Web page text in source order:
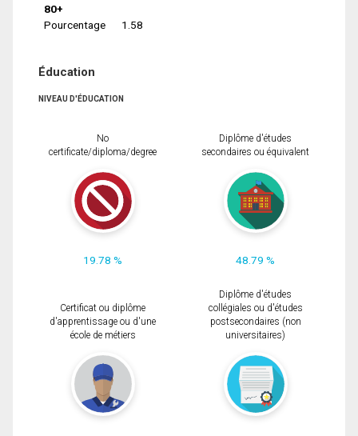
80+
Pourcentage
1.58
Éducation
NIVEAU D'ÉDUCATION
No
certificate/diploma/degree
19.78 %
Diplôme d'études
secondaires ou équivalent
48.79 %
Certificat ou diplôme
d'apprentissage ou d'une
école de métiers
Diplôme d'études
collégiales ou d'études
postsecondaires (non
universitaires)